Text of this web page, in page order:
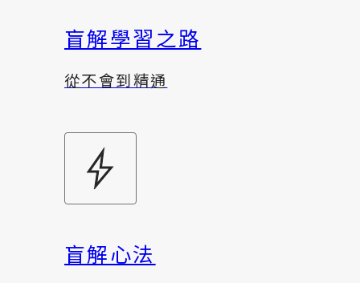
盲解學習之路
從不會到精通
盲解心法